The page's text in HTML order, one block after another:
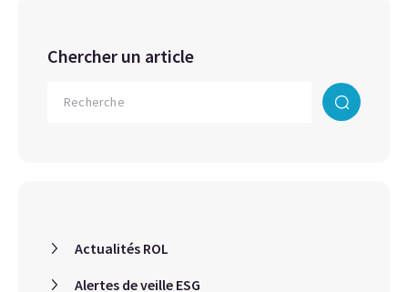
Chercher un article
Actualités ROL
Alertes de veille ESG